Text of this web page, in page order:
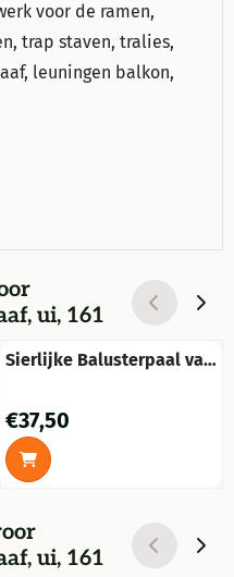
voor de ramen,
, trap staven, tralies,
leuningen balkon,
ui, 161
Sierlijke Balusterpaal van
Prijs: 37,50
€37,50
ui, 161